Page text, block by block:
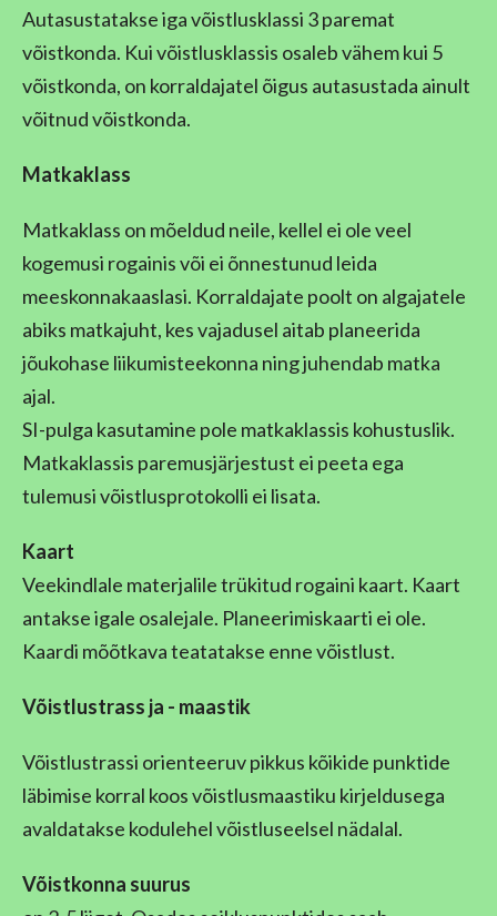
Autasustatakse iga võistlusklassi 3 paremat
võistkonda. Kui võistlusklassis osaleb vähem kui 5
võistkonda, on korraldajatel õigus autasustada ainult
võitnud võistkonda.
Matkaklass
Matkaklass on mõeldud neile, kellel ei ole veel
kogemusi rogainis või ei õnnestunud leida
meeskonnakaaslasi. Korraldajate poolt on algajatele
abiks matkajuht, kes vajadusel aitab planeerida
jõukohase liikumisteekonna ning juhendab matka
ajal.
SI-pulga kasutamine pole matkaklassis kohustuslik.
Matkaklassis paremusjärjestust ei peeta ega
tulemusi võistlusprotokolli ei lisata.
Kaart
Veekindlale materjalile trükitud rogaini kaart. Kaart
antakse igale osalejale. Planeerimiskaarti ei ole.
Kaardi mõõtkava teatatakse enne võistlust.
Võistlustrass ja - maastik
Võistlustrassi orienteeruv pikkus kõikide punktide
läbimise korral koos võistlusmaastiku kirjeldusega
avaldatakse kodulehel võistluseelsel nädalal.
Võistkonna suurus